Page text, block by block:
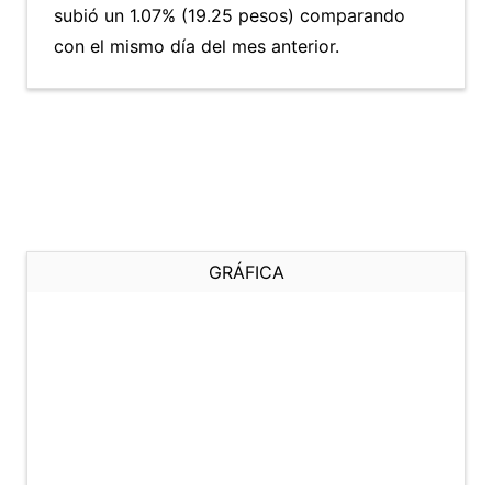
subió un 1.07% (19.25 pesos) comparando
con el mismo día del mes anterior.
GRÁFICA